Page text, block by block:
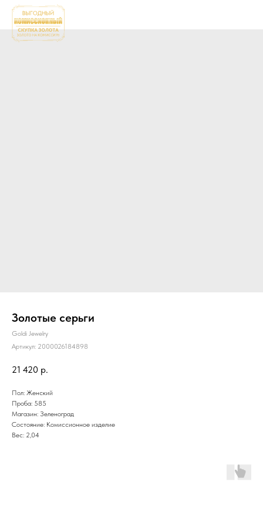
Золотые серьги
Goldi Jewelry
Артикул: 2000026184898
21 420 р.
Пол: Женский
Проба: 585
Магазин: Зеленоград
Состояние: Комиссионное изделие
Вес: 2,04